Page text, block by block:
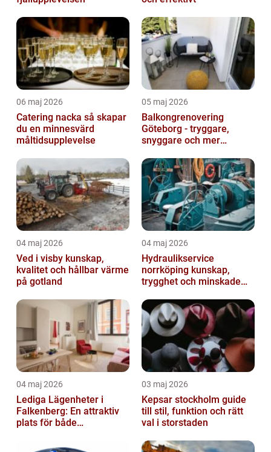
06 maj 2026
Catering nacka så skapar
du en minnesvärd
måltidsupplevelse
05 maj 2026
Balkongrenovering
Göteborg - tryggare,
snyggare och mer
04 maj 2026
Ved i visby kunskap,
kvalitet och hållbar värme
på gotland
04 maj 2026
Hydraulikservice
norrköping kunskap,
trygghet och minskade
04 maj 2026
Lediga Lägenheter i
Falkenberg: En attraktiv
plats för både
semesterfirare
03 maj 2026
Kepsar stockholm guide
till stil, funktion och rätt
val i storstaden